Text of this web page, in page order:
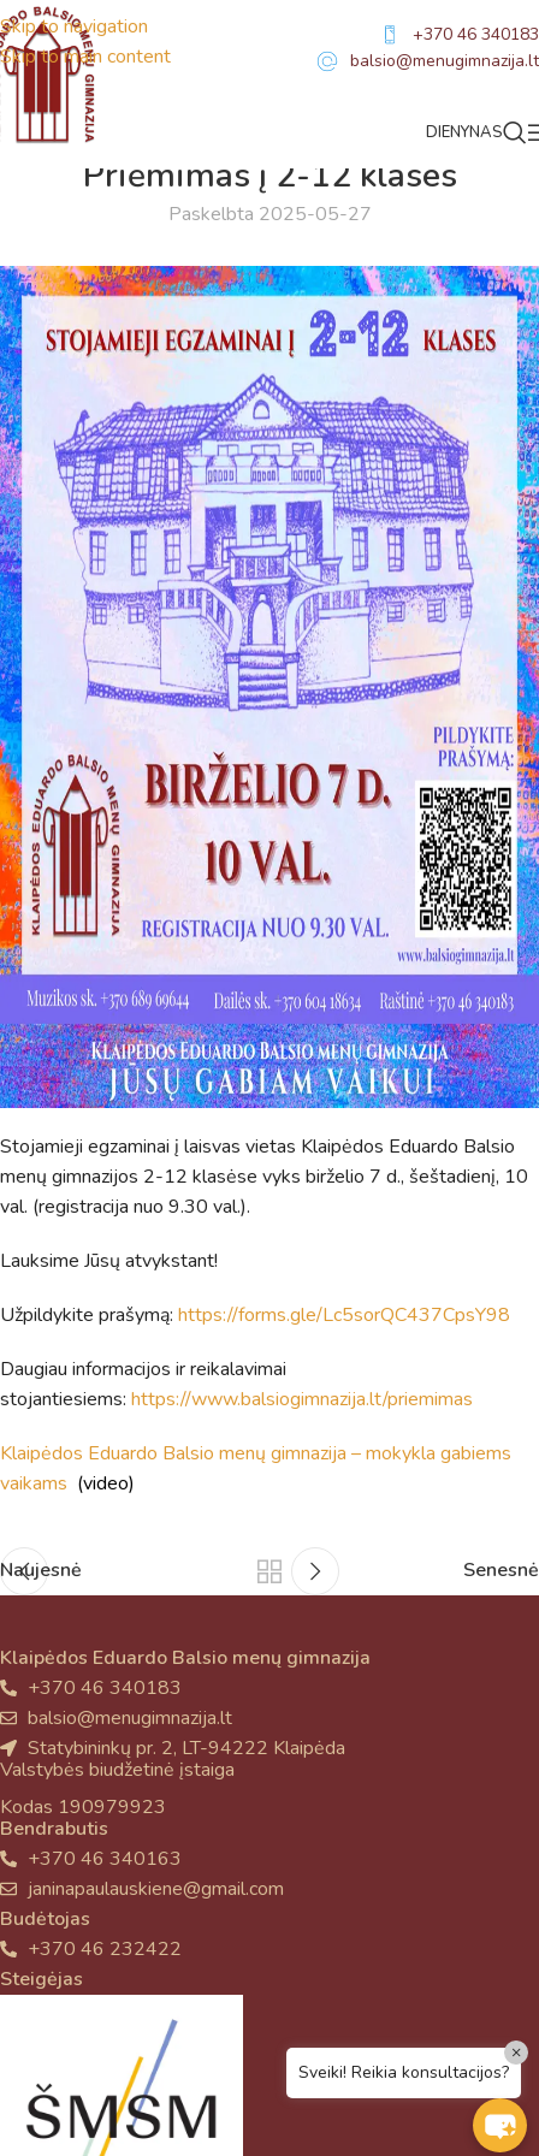
Skip to navigation
Skip to main content
+370 46 340183
balsio@menugimnazija.lt
DIENYNAS
Priėmimas į 2-12 klases
Paskelbta 2025-05-27
Stojamieji egzaminai į laisvas vietas Klaipėdos Eduardo Balsio
menų gimnazijos 2-12 klasėse vyks birželio 7 d., šeštadienį, 10
val. (registracija nuo 9.30 val.).
Lauksime Jūsų atvykstant!
Užpildykite prašymą: https://forms.gle/Lc5sorQC437CpsY98
Daugiau informacijos ir reikalavimai
stojantiesiems: https://www.balsiogimnazija.lt/priemimas
Klaipėdos Eduardo Balsio menų gimnazija – mokykla gabiems
vaikams (video)
Naujesnė Senesnė
Klaipėdos Eduardo Balsio menų gimnazija
+370 46 340183
balsio@menugimnazija.lt
Statybininkų pr. 2, LT-94222 Klaipėda
Valstybės biudžetinė įstaiga
Kodas 190979923
Bendrabutis
+370 46 340163
janinapaulauskiene@gmail.com
Budėtojas
+370 46 232422
Steigėjas
Virtualus asistentas E. Balsio gimnazijos DI
Sveiki! Taip, aš esu virtualus. Tačiau dirbtinis intelektas
suteikia man galimybę ne tik analizuoti Jūsų klausimą, bet
dar tobulai atsimenu visą šioje svetainėje pateiktą
informaciją. Jei visgi man pritrūks išmanumo - pateiksiu
Jums reikiamus kontaktus, kur galėsite pasiklausti
atsakingo specialisto.
Taigi... kuo galėčiau Jums padėti?
Sveiki! Reikia konsultacijos?
×